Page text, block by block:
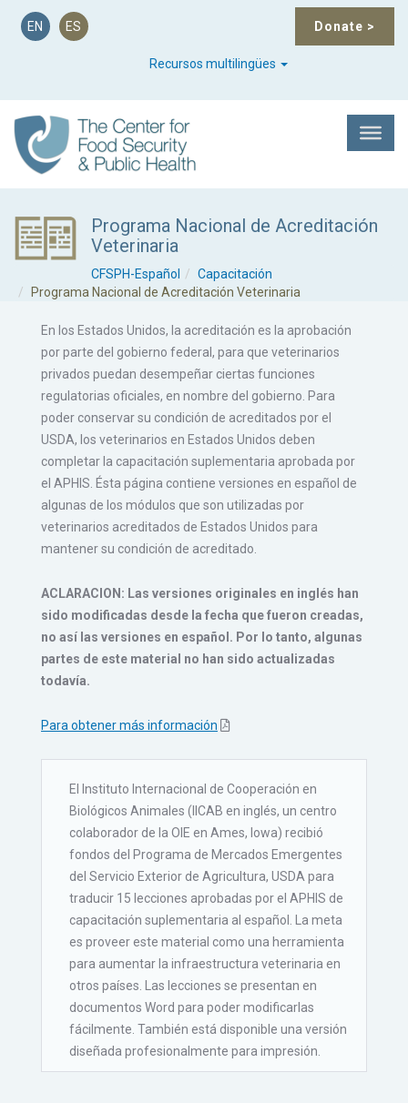
Donate >
EN ES
Recursos multilingües
Programa Nacional de Acreditación
Veterinaria
CFSPH-Español
Capacitación
Programa Nacional de Acreditación Veterinaria
En los Estados Unidos, la acreditación es la aprobación
por parte del gobierno federal, para que veterinarios
privados puedan desempeñar ciertas funciones
regulatorias oficiales, en nombre del gobierno. Para
poder conservar su condición de acreditados por el
USDA, los veterinarios en Estados Unidos deben
completar la capacitación suplementaria aprobada por
el APHIS. Ésta página contiene versiones en español de
algunas de los módulos que son utilizadas por
veterinarios acreditados de Estados Unidos para
mantener su condición de acreditado.
ACLARACION: Las versiones originales en inglés han
sido modificadas desde la fecha que fueron creadas,
no así las versiones en español. Por lo tanto, algunas
partes de este material no han sido actualizadas
todavía.
Para obtener más información
El Instituto Internacional de Cooperación en
Biológicos Animales (IICAB en inglés, un centro
colaborador de la OIE en Ames, Iowa) recibió
fondos del Programa de Mercados Emergentes
del Servicio Exterior de Agricultura, USDA para
traducir 15 lecciones aprobadas por el APHIS de
capacitación suplementaria al español. La meta
es proveer este material como una herramienta
para aumentar la infraestructura veterinaria en
otros países. Las lecciones se presentan en
documentos Word para poder modificarlas
fácilmente. También está disponible una versión
diseñada profesionalmente para impresión.